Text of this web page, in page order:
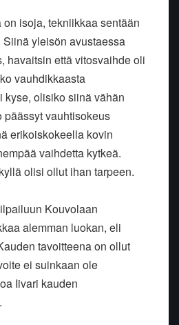
isoja, tekniikkaa sentään
yleisön avustaessa
havaitsin että vitosvaihde oli
vauhdikkaasta
kyse, olisiko siinä vähän
vauhtisokeus
erikoiskokeella kovin
vaihdetta kytkeä.
olisi ollut ihan tarpeen.
Kouvolaan
alemman luokan, eli
tavoitteena on ollut
ei suinkaan ole
Iivari kauden